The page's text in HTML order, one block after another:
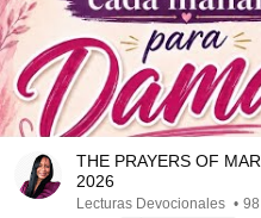
THE PRAYERS OF
2026
Lecturas Devocionales •